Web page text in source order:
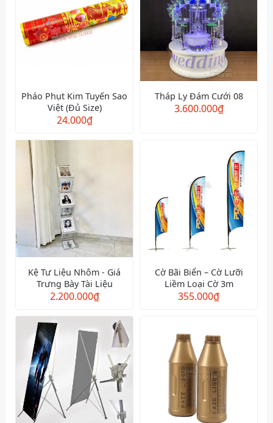
Pháo Phụt Kim Tuyến Sao
Việt (Đủ Size)
24.000₫
Tháp Ly Đám Cưới 08
3.600.000₫
Kệ Tư Liệu Nhôm - Giá
Trưng Bày Tài Liệu
2.200.000₫
Cờ Bãi Biển – Cờ Lưỡi
Liềm Loại Cờ 3m
355.000₫